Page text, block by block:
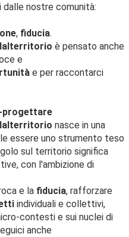
nostre comunità:
, fiducia.
è pensato anche
e
e per raccontarci
progettare
nasce in una
essere uno strumento teso
sul territorio significa
con l'ambizione di
e la fiducia, rafforzare
individuali e collettivi,
contesti e sui nuclei di
anche